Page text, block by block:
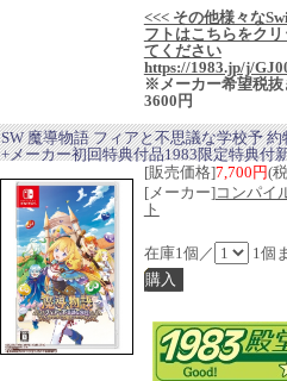
<<< その他様々な
フトはこちらをク
てください
https://1983.jp/j/
※メーカー希望税抜
3600円
SW 魔導物語 フィアと不思議な学校予 約
+メーカー初回特典付品1983限定特典付
[販売価格]7,700円(
[メーカー]コンパイ
ト
在庫1個／ 1個